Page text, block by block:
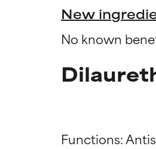
New
No known
Functions: